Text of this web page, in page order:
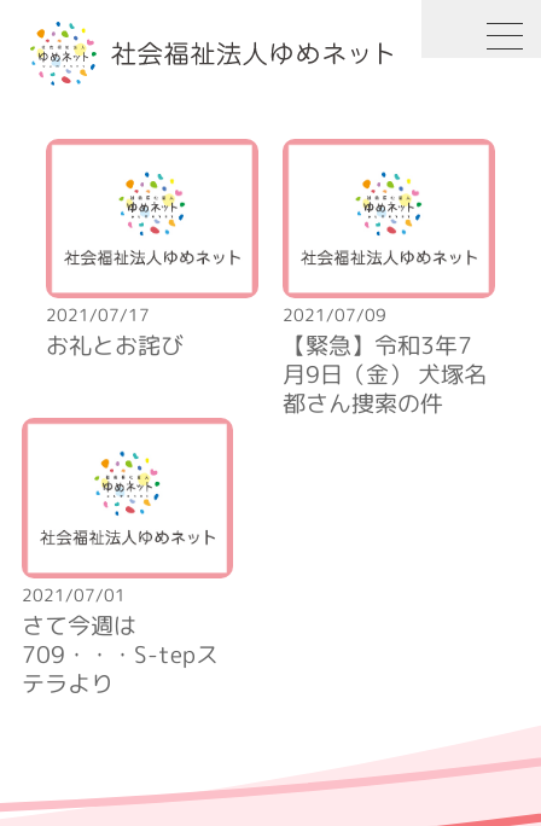
HOME
2021/07/17
お礼とお詫び
2021/07/09
【緊急】令和3年7
月9日（金） 犬塚名
都さん捜索の件
2021/07/01
さて今週は
709・・・S-tepス
テラより